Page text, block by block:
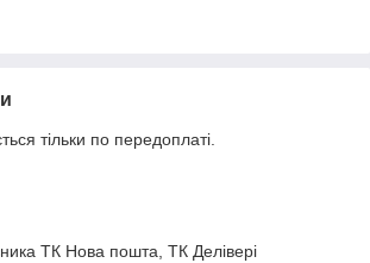
тільки по передоплаті.
ТК Нова пошта, ТК Делівері